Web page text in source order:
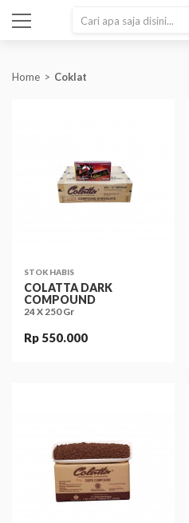
Home Coklat
STOK HABIS
COLATTA DARK
COMPOUND
24 X 250 Gr
Rp 550.000